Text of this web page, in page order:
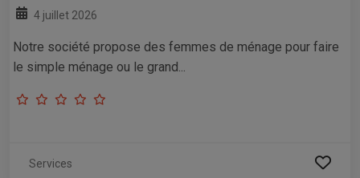
4 juillet 2026
Notre société propose des femmes de ménage pour faire
le simple ménage ou le grand...
Services